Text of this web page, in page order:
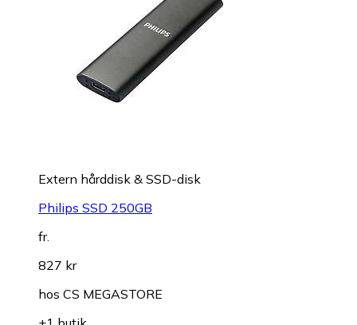
Extern hårddisk & SSD-disk
Philips SSD 250GB
fr.
827 kr
hos CS MEGASTORE